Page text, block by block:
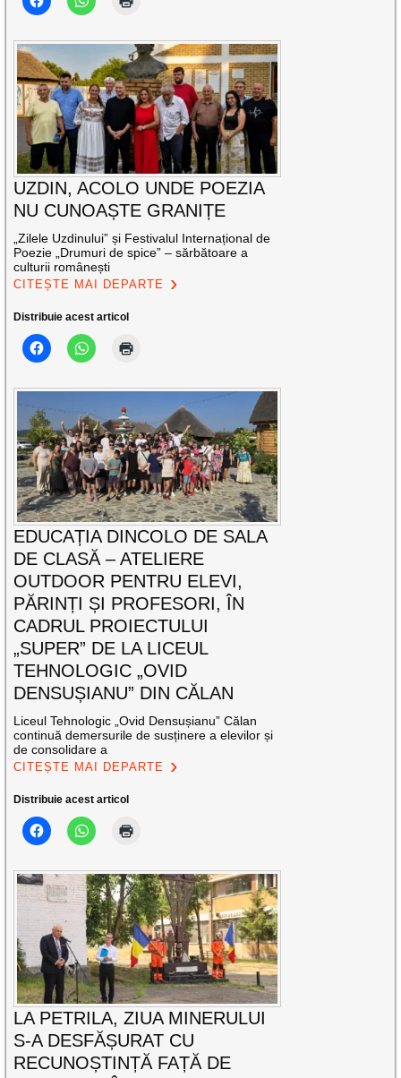
UZDIN, ACOLO UNDE POEZIA
NU CUNOAȘTE GRANIȚE
„Zilele Uzdinului” și Festivalul Internațional de
Poezie „Drumuri de spice” – sărbătoare a
culturii românești
CITEȘTE MAI DEPARTE
Distribuie acest articol
EDUCAȚIA DINCOLO DE SALA
DE CLASĂ – ATELIERE
OUTDOOR PENTRU ELEVI,
PĂRINȚI ȘI PROFESORI, ÎN
CADRUL PROIECTULUI
„SUPER” DE LA LICEUL
TEHNOLOGIC „OVID
DENSUȘIANU” DIN CĂLAN
Liceul Tehnologic „Ovid Densușianu” Călan
continuă demersurile de susținere a elevilor și
de consolidare a
CITEȘTE MAI DEPARTE
Distribuie acest articol
LA PETRILA, ZIUA MINERULUI
S-A DESFĂȘURAT CU
RECUNOȘTINȚĂ FAȚĂ DE